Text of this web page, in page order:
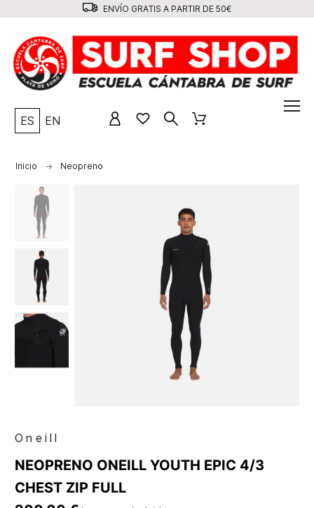
ENVÍO GRATIS A PARTIR DE 50€
ES EN
Inicio Neopreno
Oneill
NEOPRENO ONEILL YOUTH EPIC 4/3
CHEST ZIP FULL